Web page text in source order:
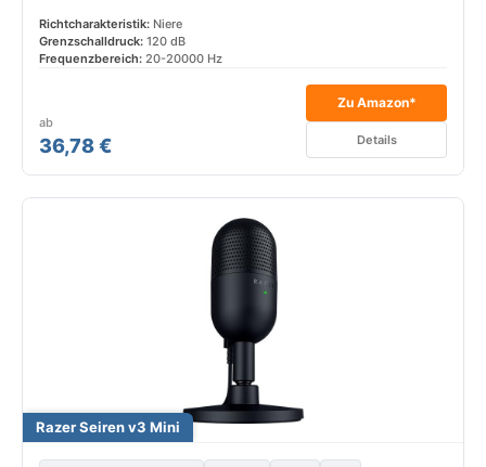
Richtcharakteristik: Niere
Grenzschalldruck: 120 dB
Frequenzbereich: 20-20000 Hz
ab
36,78 €
Zu Amazon*
Details
Razer Seiren v3 Mini